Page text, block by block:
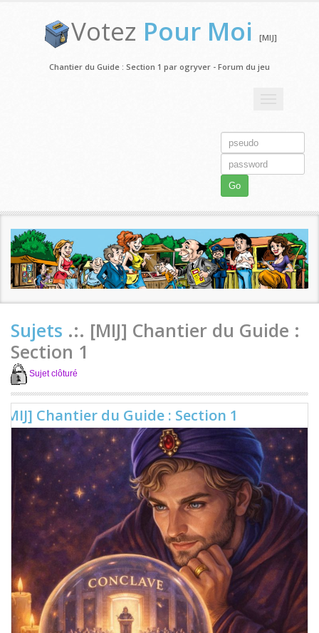
Votez Pour Moi [MIJ]
Chantier du Guide : Section 1 par ogryver - Forum du jeu
Go
Sujets .:. [MIJ] Chantier du Guide :
Section 1
Sujet clôturé
[MIJ] Chantier du Guide : Section 1